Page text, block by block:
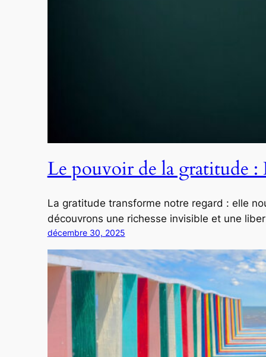
Le pouvoir de la gratitude :
La gratitude transforme notre regard : elle
découvrons une richesse invisible et une
décembre 30, 2025